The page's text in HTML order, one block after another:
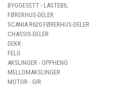
BYGGESETT - LASTEBIL
FØRERHUS-DELER
SCANIA R620 FØRERHUS-DELER
CHASSIS-DELER
DEKK
FELG
AKSLINGER - OPPHENG
MELLOMAKSLINGER
MOTOR - GIR